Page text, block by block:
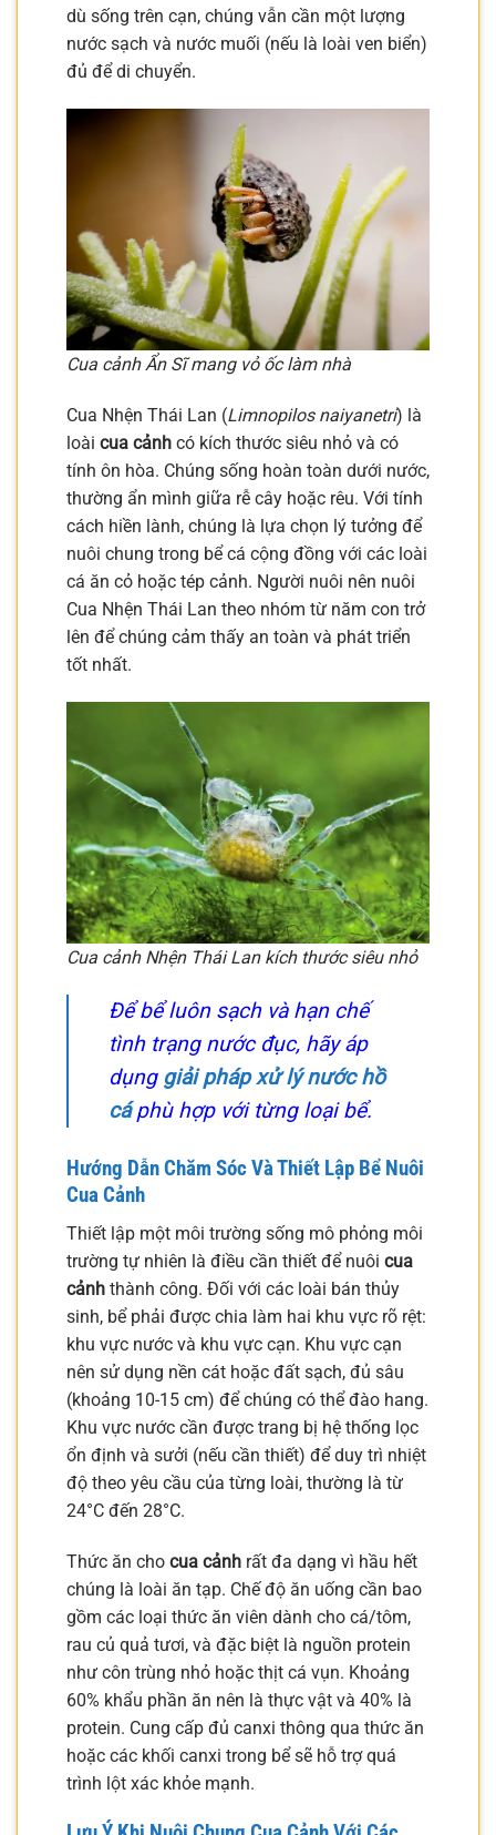
dù sống trên cạn, chúng vẫn cần một lượng
nước sạch và nước muối (nếu là loài ven biển)
đủ để di chuyển.
Cua cảnh Ẩn Sĩ mang vỏ ốc làm nhà
Cua Nhện Thái Lan (Limnopilos naiyanetri) là
loài cua cảnh có kích thước siêu nhỏ và có
tính ôn hòa. Chúng sống hoàn toàn dưới nước,
thường ẩn mình giữa rễ cây hoặc rêu. Với tính
cách hiền lành, chúng là lựa chọn lý tưởng để
nuôi chung trong bể cá cộng đồng với các loài
cá ăn cỏ hoặc tép cảnh. Người nuôi nên nuôi
Cua Nhện Thái Lan theo nhóm từ năm con trở
lên để chúng cảm thấy an toàn và phát triển
tốt nhất.
Cua cảnh Nhện Thái Lan kích thước siêu nhỏ
Để bể luôn sạch và hạn chế
tình trạng nước đục, hãy áp
dụng giải pháp xử lý nước hồ
cáphù hợp với từng loại bể.
Hướng Dẫn Chăm Sóc Và Thiết Lập Bể Nuôi
Cua Cảnh
Thiết lập một môi trường sống mô phỏng môi
trường tự nhiên là điều cần thiết để nuôi cua
cảnh thành công. Đối với các loài bán thủy
sinh, bể phải được chia làm hai khu vực rõ rệt:
khu vực nước và khu vực cạn. Khu vực cạn
nên sử dụng nền cát hoặc đất sạch, đủ sâu
(khoảng 10-15 cm) để chúng có thể đào hang.
Khu vực nước cần được trang bị hệ thống lọc
ổn định và sưởi (nếu cần thiết) để duy trì nhiệt
độ theo yêu cầu của từng loài, thường là từ
24°C đến 28°C.
Thức ăn cho cua cảnh rất đa dạng vì hầu hết
chúng là loài ăn tạp. Chế độ ăn uống cần bao
gồm các loại thức ăn viên dành cho cá/tôm,
rau củ quả tươi, và đặc biệt là nguồn protein
như côn trùng nhỏ hoặc thịt cá vụn. Khoảng
60% khẩu phần ăn nên là thực vật và 40% là
protein. Cung cấp đủ canxi thông qua thức ăn
hoặc các khối canxi trong bể sẽ hỗ trợ quá
trình lột xác khỏe mạnh.